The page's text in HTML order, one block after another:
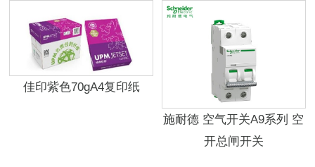
佳印紫色70gA4复印纸
施耐德 空气开关A9系列 空
开总闸开关